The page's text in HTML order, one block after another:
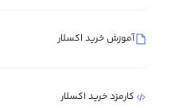
آموزش خرید اکسلار
کارمزد خرید اکسلار